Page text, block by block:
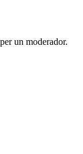
un moderador.